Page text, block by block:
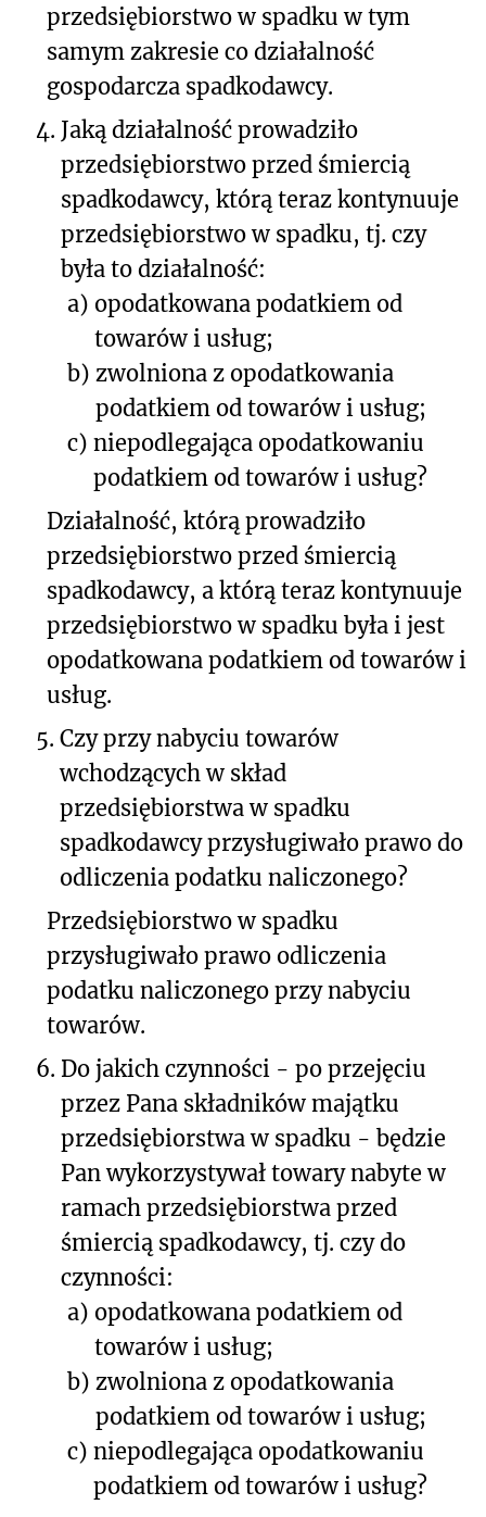
przedsiębiorstwo w spadku w tym
samym zakresie co działalność
gospodarcza spadkodawcy.
4. Jaką działalność prowadziło
przedsiębiorstwo przed śmiercią
spadkodawcy, którą teraz kontynuuje
przedsiębiorstwo w spadku, tj. czy
była to działalność:
a) opodatkowana podatkiem od
towarów i usług;
b) zwolniona z opodatkowania
podatkiem od towarów i usług;
c) niepodlegająca opodatkowaniu
podatkiem od towarów i usług?
Działalność, którą prowadziło
przedsiębiorstwo przed śmiercią
spadkodawcy, a którą teraz kontynuuje
przedsiębiorstwo w spadku była i jest
opodatkowana podatkiem od towarów i
usług.
5. Czy przy nabyciu towarów
wchodzących w skład
przedsiębiorstwa w spadku
spadkodawcy przysługiwało prawo do
odliczenia podatku naliczonego?
Przedsiębiorstwo w spadku
przysługiwało prawo odliczenia
podatku naliczonego przy nabyciu
towarów.
6. Do jakich czynności - po przejęciu
przez Pana składników majątku
przedsiębiorstwa w spadku - będzie
Pan wykorzystywał towary nabyte w
ramach przedsiębiorstwa przed
śmiercią spadkodawcy, tj. czy do
czynności:
a) opodatkowana podatkiem od
towarów i usług;
b) zwolniona z opodatkowania
podatkiem od towarów i usług;
c) niepodlegająca opodatkowaniu
podatkiem od towarów i usług?